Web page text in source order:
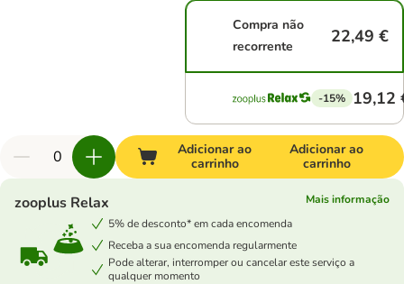
Compra não
recorrente
22,49 €
-15% 19,12
Adicionar ao
carrinho
Adicionar ao
carrinho
zooplus Relax
Mais informação
5% de desconto* em cada encomenda
Receba a sua encomenda regularmente
Pode alterar, interromper ou cancelar este serviço a
qualquer momento